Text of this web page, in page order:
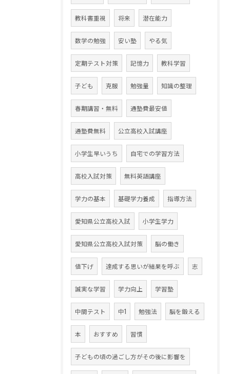
教科書重視 将来 潜在能力
数学の勉強 安い塾 やる気
定期テスト対策 記憶力 教科学習
子ども 克服 勉強量 知識の整理
春期講習・無料 通塾費最安値
通塾費無料 公立高校入試講座
小学生早いうち 自宅での学習方法
高校入試対策 無料英語講座
学力の基本 基礎学力養成 指導方法
愛知県公立高校入試 小学生学力
愛知県公立高校入試対策 脳の働き
値下げ 達成する思いが結果を呼ぶ 志
誠実な学習 学力向上 学習塾
中間テスト 中1 勉強法 脳を鍛える
本 おすすめ 習慣
子どもの頃の過ごし方がその後に影響を